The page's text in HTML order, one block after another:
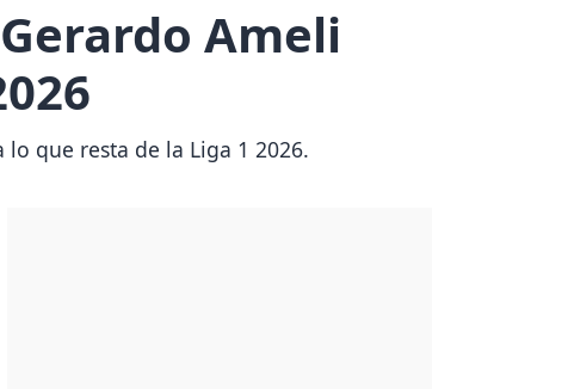
Ameli
que resta de la Liga 1 2026.